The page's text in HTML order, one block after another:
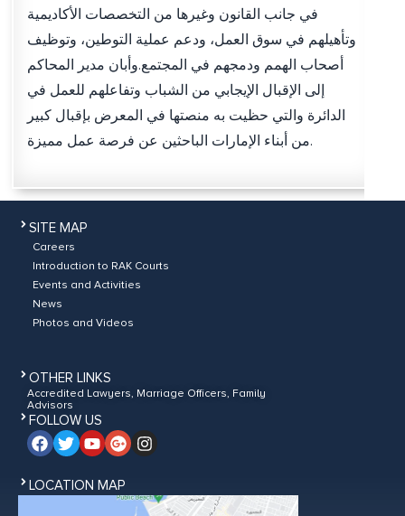
في جانب القانون وغيرها من التخصصات الأكاديمية
وتأهيلهم في سوق العمل، ودعم عملية التوطين، وتوظيف
أصحاب الهمم ودمجهم في المجتمع.وأبان مدير المحاكم
إلى الإقبال الإيجابي من الشباب وتفاعلهم للعمل في
الدائرة والتي حظيت به منصتها في المعرض بإقبال كبير
من أبناء الإمارات الباحثين عن فرصة عمل مميزة.
SITE MAP
Careers
Introduction to RAK Courts
Events and Activities
News
Photos and Videos
OTHER LINKS
Accredited Lawyers, Marriage Officers, Family
Advisors
FOLLOW US
LOCATION MAP